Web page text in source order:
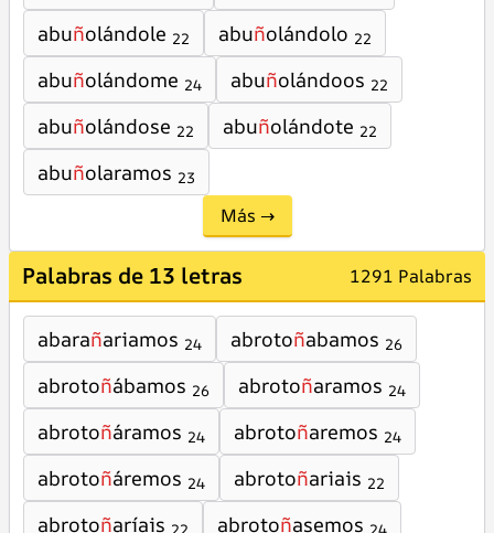
abuñolándole 22 abuñolándolo 22
abuñolándome 24 abuñolándoos 22
abuñolándose 22 abuñolándote 22
abuñolaramos 23
Más →
Palabras de 13 letras 1291 Palabras
abarañariamos 24 abrotoñabamos 26
abrotoñábamos 26 abrotoñaramos 24
abrotoñáramos 24 abrotoñaremos 24
abrotoñáremos 24 abrotoñariais 22
abrotoñaríais abrotoñasemos